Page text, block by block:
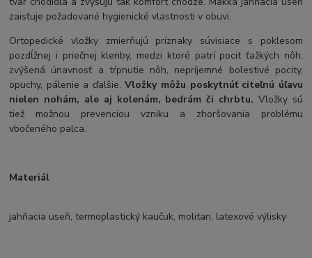
zaisťuje požadované hygienické vlastnosti v obuvi.
Ortopedické vložky zmierňujú príznaky súvisiace s poklesom
pozdĺžnej i priečnej klenby, medzi ktoré patrí pocit ťažkých nôh,
zvýšená únavnosť a tŕpnutie nôh, nepríjemné bolestivé pocity,
opuchy, pálenie a ďalšie.Vložky môžu poskytnúť citeľnú úľavu
nielen nohám, ale aj kolenám, bedrám či chrbtu. Vložky sú
tiež možnou prevenciou vzniku a zhoršovania problému
vbočeného palca.
Materiál
jahňacia useň, termoplastický kaučuk, molitan, latexové výlisky